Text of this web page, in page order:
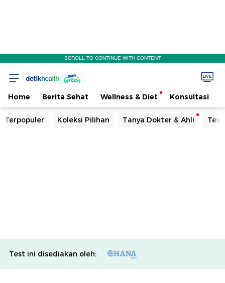
SCROLL TO CONTINUE WITH CONTENT
Home Berita Sehat Wellness & Diet Konsultasi
Terpopuler Koleksi Pilihan Tanya Dokter & Ahli Tes
Test ini disediakan oleh: